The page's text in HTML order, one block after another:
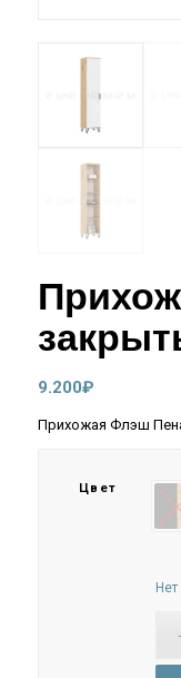
9.200₽
Прихожая Флэш
Цвет